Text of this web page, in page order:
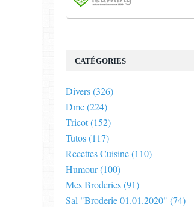
CATÉGORIES
Divers(326)
Dmc(224)
Tricot(152)
Tutos(117)
Recettes Cuisine(110)
Humour(100)
Mes Broderies(91)
Sal "broderie 01.01.2020" (74)